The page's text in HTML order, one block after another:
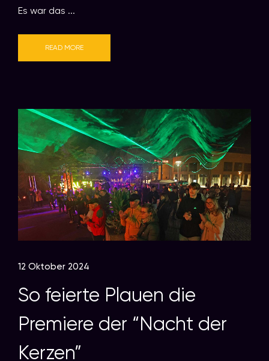
Es war das ...
READ MORE
12 Oktober 2024
So feierte Plauen die
Premiere der “Nacht der
Kerzen”